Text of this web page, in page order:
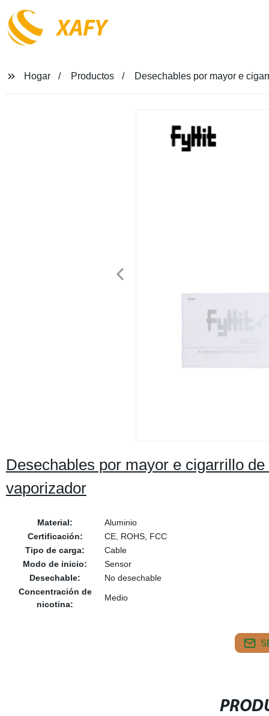
XAFY
Hogar Productos Desechables por mayor e
Desechables por mayor e cigarrillo
vaporizador
Material:
Aluminio
Certificación:
CE, ROHS, FCC
Tipo de carga:
Cable
Modo de inicio:
Sensor
Desechable:
No desechable
Concentración de
nicotina:
Medio